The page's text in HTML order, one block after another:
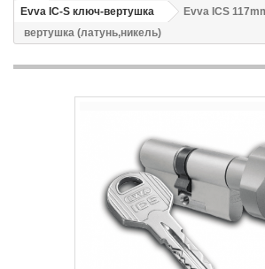
Evva IC-S ключ-вертушка
Evva ICS
вертушка (латунь,никель)